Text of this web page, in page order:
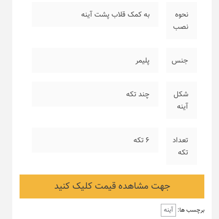
نحوه
نصب
به کمک قلاب پشت آینه
جنس پلیمر
شکل
آینه
چند تکه
تعداد
تکه
۶ تکه
جهت مشاهده قیمت کلیک کنید
برچسب ها: آینه